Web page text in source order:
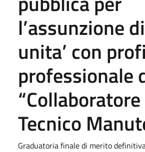
l’assunzione
unita’ con
professionale
“Collaboratore
Tecnico
Graduatoria finale di merito